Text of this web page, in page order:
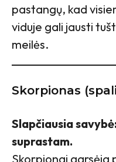
pastangų, kad
viduje gali jausti
meilės.
Skorpionas
Slapčiausia
suprastam.
Skorpionai garsėja